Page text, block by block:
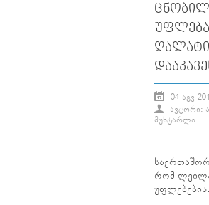
04 ᲐᲒᲕ
ᲐᲕᲢᲝᲠᲘ:
ᲛᲣᲮᲢᲐᲠᲚᲘ
რომ ლეილა